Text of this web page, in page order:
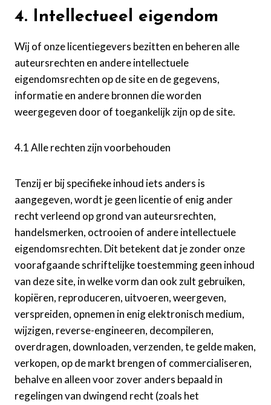
4. Intellectueel eigendom
Wij of onze licentiegevers bezitten en beheren alle
auteursrechten en andere intellectuele
eigendomsrechten op de site en de gegevens,
informatie en andere bronnen die worden
weergegeven door of toegankelijk zijn op de site.
4.1 Alle rechten zijn voorbehouden
Tenzij er bij specifieke inhoud iets anders is
aangegeven, wordt je geen licentie of enig ander
recht verleend op grond van auteursrechten,
handelsmerken, octrooien of andere intellectuele
eigendomsrechten. Dit betekent dat je zonder onze
voorafgaande schriftelijke toestemming geen inhoud
van deze site, in welke vorm dan ook zult gebruiken,
kopiëren, reproduceren, uitvoeren, weergeven,
verspreiden, opnemen in enig elektronisch medium,
wijzigen, reverse-engineeren, decompileren,
overdragen, downloaden, verzenden, te gelde maken,
verkopen, op de markt brengen of commercialiseren,
behalve en alleen voor zover anders bepaald in
regelingen van dwingend recht (zoals het